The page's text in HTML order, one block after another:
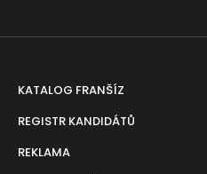
KATALOG FRANŠÍZ
REGISTR KANDIDÁTŮ
REKLAMA